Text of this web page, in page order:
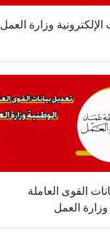
الإلكترونية وزارة العمل
القوى العاملة
وزارة العمل